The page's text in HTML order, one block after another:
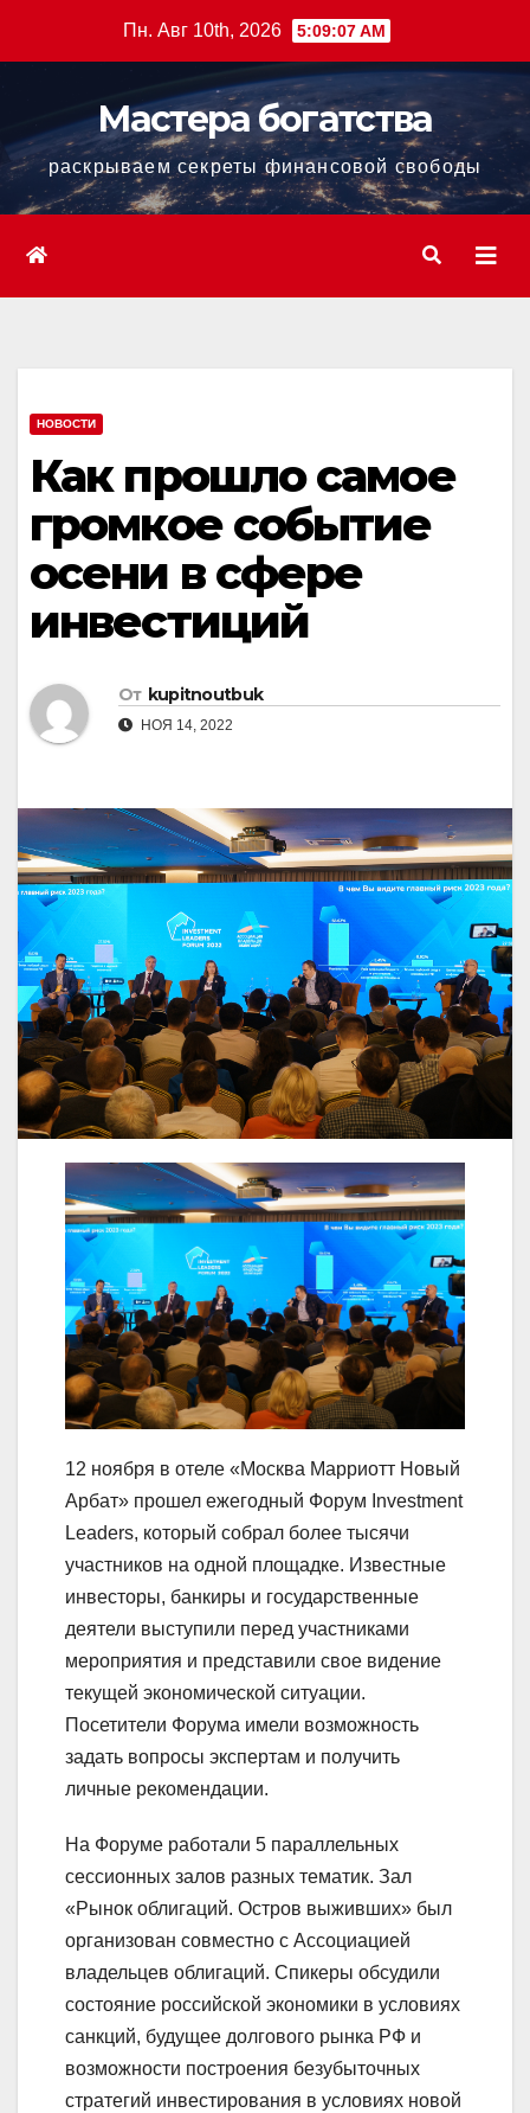
Пн. Авг 10th, 2026 5:09:09 AM
Мастера богатства
раскрываем секреты финансовой свободы
НОВОСТИ
Как прошло самое
громкое событие
осени в сфере
инвестиций
От kupitnoutbuk
НОЯ 14, 2022
12 ноября в отеле «Москва Марриотт Новый
Арбат» прошел ежегодный Форум Investment
Leaders, который собрал более тысячи
участников на одной площадке. Известные
инвесторы, банкиры и государственные
деятели выступили перед участниками
мероприятия и представили свое видение
текущей экономической ситуации.
Посетители Форума имели возможность
задать вопросы экспертам и получить
личные рекомендации.
На Форуме работали 5 параллельных
сессионных залов разных тематик. Зал
«Рынок облигаций. Остров выживших» был
организован совместно с Ассоциацией
владельцев облигаций. Спикеры обсудили
состояние российской экономики в условиях
санкций, будущее долгового рынка РФ и
возможности построения безубыточных
стратегий инвестирования в условиях новой